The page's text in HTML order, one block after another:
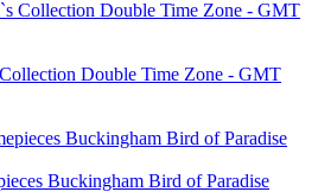
Double Time Zone - GMT
Buckingham Bird of Paradise